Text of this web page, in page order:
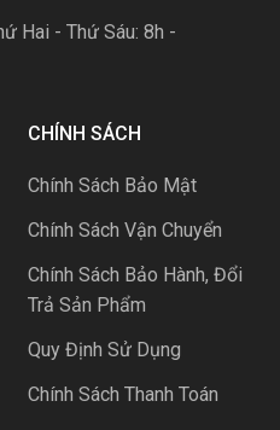
Hai - Thứ Sáu: 8h -
CHÍNH SÁCH
Chính Sách Bảo Mật
Chính Sách Vận Chuyển
Chính Sách Bảo Hành, Đổi
Trả Sản Phẩm
Quy Định Sử Dụng
Chính Sách Thanh Toán